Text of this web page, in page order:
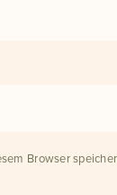
Browser